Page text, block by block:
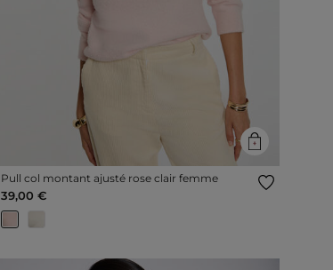
Pull col montant ajusté rose clair femme
39,00 €